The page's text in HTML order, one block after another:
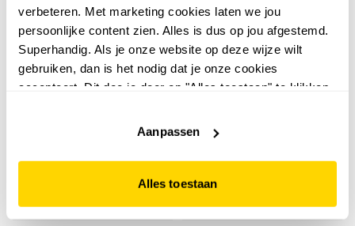
verbeteren. Met marketing cookies laten we jou
persoonlijke content zien. Alles is dus op jou afgestemd.
Superhandig. Als je onze website op deze wijze wilt
gebruiken, dan is het nodig dat je onze cookies
accepteert. Dit doe je door op "Alles toestaan" te klikken.
website niet optimaal functioneert.
Aanpassen
Alles toestaan